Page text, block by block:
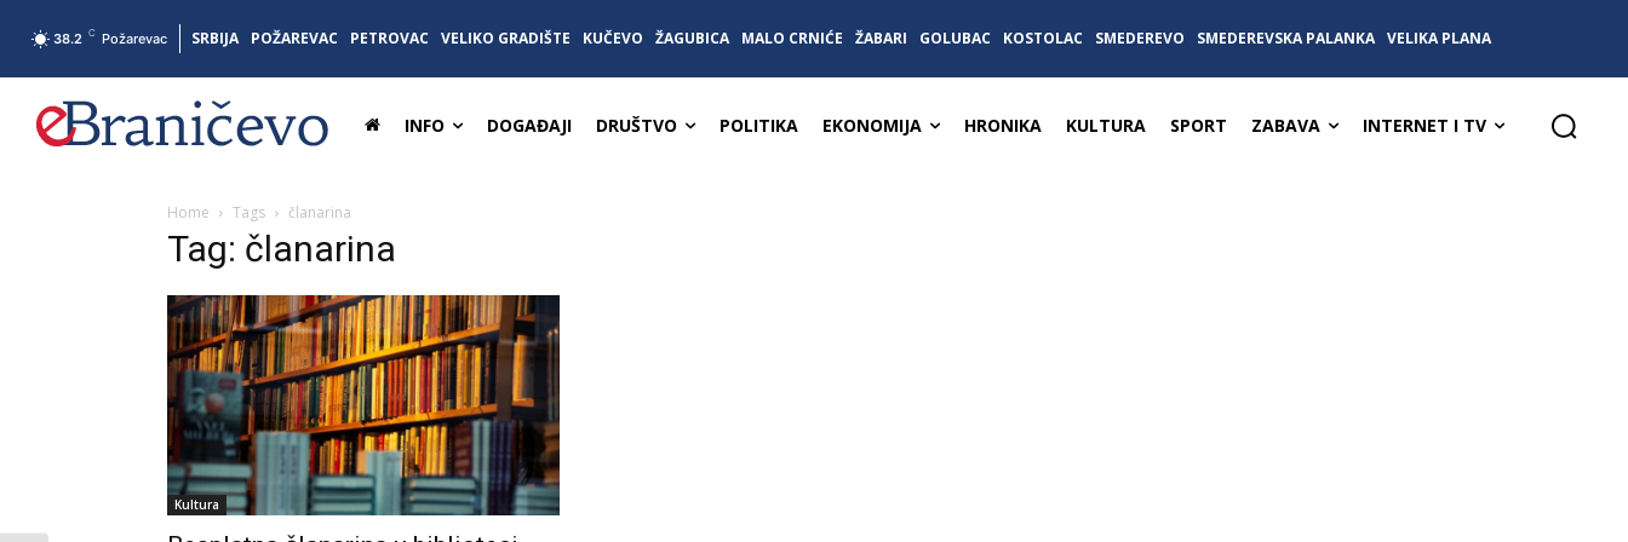
38.2 C Požarevac SRBIJA POŽAREVAC PETROVAC VELIKO GRADIŠTE KUČEVO ŽAGUBICA MALO CRNIĆE ŽABARI GOLUBAC KOSTOLAC SMEDEREVO SMEDEREVSKA PALANKA VELIKA PLANA
INFO DOGAĐAJI DRUŠTVO POLITIKA EKONOMIJA HRONIKA KULTURA SPORT ZABAVA INTERNET I TV
Home Tags članarina
Tag: članarina
Kultura